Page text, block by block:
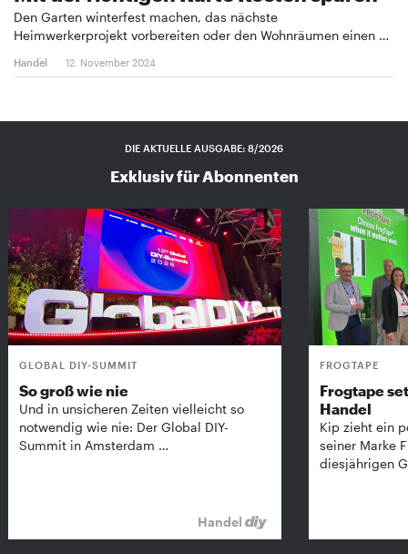
Den Garten winterfest machen, das nächste
Heimwerkerprojekt vorbereiten oder den Wohnräumen einen …
Handel 12. November 2024
DIE AKTUELLE AUSGABE: 8/2026
Exklusiv für Abonnenten
GLOBAL DIY-SUMMIT
So groß wie nie
Und in unsicheren Zeiten vielleicht so
notwendig wie nie: Der Global DIY-
Summit in Amsterdam …
Handel
FROGTAPE
Frogtape
Handel
Kip zieht ein
seiner Marke
diesjährigen